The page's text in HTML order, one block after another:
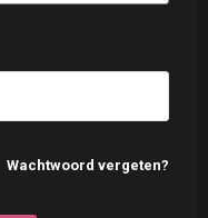
Wachtwoord vergeten?